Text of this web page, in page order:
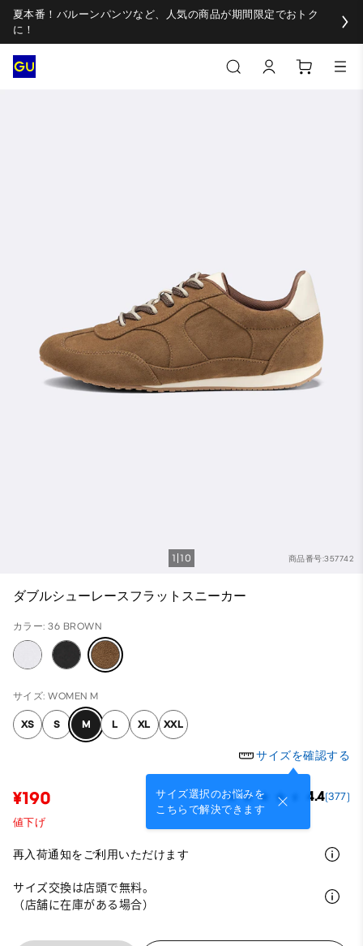
夏本番！バルーンパンツなど、人気の商品が期間限定でおトク
に！
商品番号:357742
1 10
ダブルシューレースフラットスニーカー
カラー: 36 BROWN
サイズ: WOMEN M
XS S M L XL XXL
サイズを確認する
サイズ選択のお悩みを
こちらで解決できます
¥190 4.4(377)
値下げ
再入荷通知をご利用いただけます
サイズ交換は店頭で無料。
（店舗に在庫がある場合）